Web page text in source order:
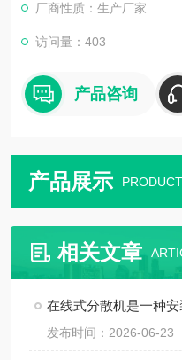
厂商性质：生产厂家
访问量：403
产品咨询
产品展示
相关文章
在线式分散机是一种
发布时间：2026-06-23